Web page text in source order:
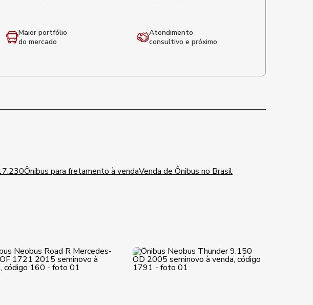
Maior portfólio
do mercado
Atendimento
consultivo e próximo
Ônibus para fretamento à vendaVenda de Ônibus no Brasil